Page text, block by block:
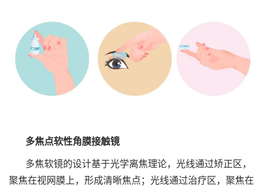
多焦点软性角膜接触镜
多焦软镜的设计基于光学离焦理论，光线通过矫正区，
聚焦在视网膜上，形成清晰焦点；光线通过治疗区，聚焦在